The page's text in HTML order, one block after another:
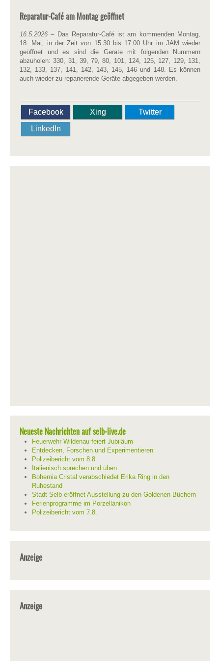
Reparatur-Café am Montag geöffnet
16.5.2026 – Das Reparatur-Café ist am kommenden Montag,
18. Mai, in der Zeit von 15:30 bis 17:00 Uhr im JAM wieder
geöffnet und es sind die Geräte mit folgenden Nummern
abzuholen: 330, 31, 39, 79, 80, 101, 124, 125, 127, 129, 131,
132, 133, 137, 141, 142, 143, 145, 146 und 148. Es können
auch wieder zu reparierende Geräte abgegeben werden.
Facebook Xing
Twitter
LinkedIn
Neueste Nachrichten auf selb-live.de
Feuerwehr Wildenau feiert Jubiläum
Entdecken, Forschen und Experimentieren
Polizeibericht vom 8.8.
Italienisch sprechen und üben
Bohemia Cristal verabschiedet Erika Ring in den
Ruhestand
Stadt Selb eröffnet Ausstellung zu den Goldenen Büchern
Ferienprogramme im Porzellanikon
Polizeibericht vom 7.8.
Anzeige
Anzeige